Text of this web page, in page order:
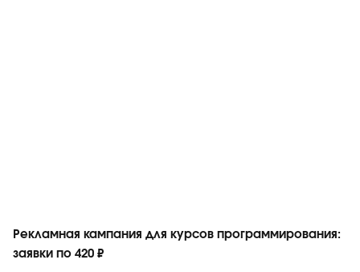
Рекламная кампания для курсов программирования:
заявки по 420 ₽